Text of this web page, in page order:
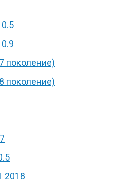
поколение)
поколение)
2018